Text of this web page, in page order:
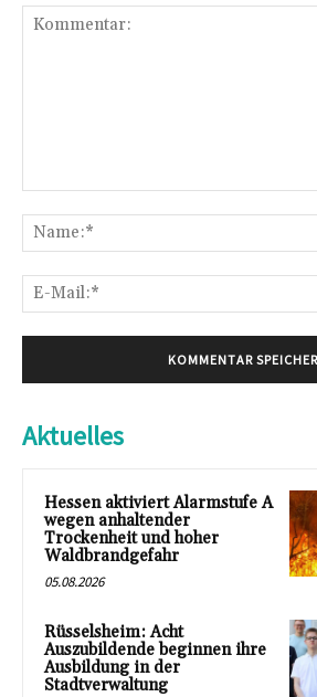
Aktuelles
Hessen aktiviert Alarmstufe A
wegen anhaltender
Trockenheit und hoher
Waldbrandgefahr
05.08.2026
Rüsselsheim: Acht
Auszubildende beginnen ihre
Ausbildung in der
Stadtverwaltung